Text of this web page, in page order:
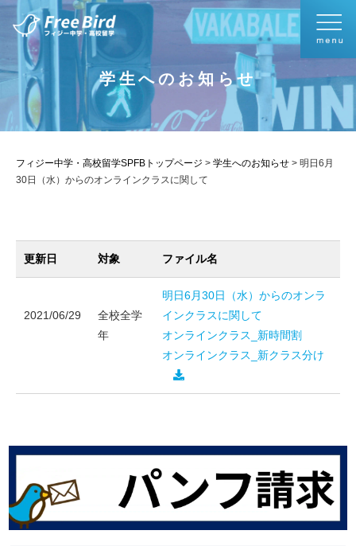
学生へのお知らせ
フィジー中学・高校留学SPFBトップページ > 学生へのお知らせ > 明日6月
30日（水）からのオンラインクラスに関して
更新日 対象 ファイル名
2021/06/29
全校全学
年
明日6月30日（水）からのオンラ
インクラスに関して
オンラインクラス_新時間割
オンラインクラス_新クラス分け